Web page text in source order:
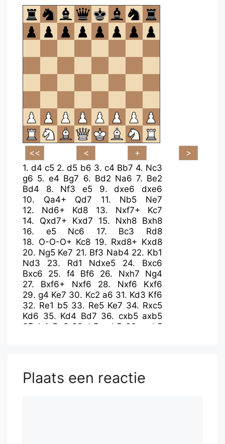
om
te
openen.
1.d4 c5 2.d5 b6 3. c4 Bb7 4. Nc3
g6 5.e4 Bg7 6. Bd2 Na6 7. Be2
Bd4
8. Nf3 e5 9.dxe6
dxe6
10. Qa4+ Qd7 11. Nb5
Ne7
12. Nd6+ Kd8 13. Nxf7+
Kc7
14. Qxd7+ Kxd7 15. Nxh8 Bxh8
16. e5 Nc6 17. Bc3
Rd8
18. O-O-O+ Kc8 19. Rxd8+ Kxd8
20. Ng5 Ke7 21. Bf3 Nab4 22. Kb1
Nd3
23. Rd1 Ndxe5 24. Bxc6
Bxc6
25. f4 Bf6 26. Nxh7
Ng4
27. Bxf6+ Nxf6 28. Nxf6
Kxf6
29.g4 Ke7 30. Kc2 a6 31. Kd3 Kf6
32. Re1 b5 33. Re5 Ke7 34. Rxc5
Kd6 35. Kd4 Bd7 36. cxb5 axb5
37. h4 Be8 38. h5 gxh5 39.
gxh5
Plaats een reactie